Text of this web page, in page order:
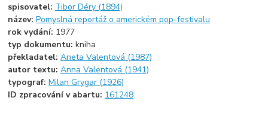
spisovatel: Tibor Déry (1894)
název:Pomyslná reportáž o americkém pop-festivalu
rok vydání: 1977
typ dokumentu:kniha
překladatel:Aneta Valentová (1987)
autor textu:Anna Valentová (1941)
typograf:Milan Grygar (1926)
ID zpracování v abartu: 161248